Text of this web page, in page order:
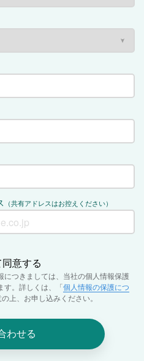
（共有アドレスはお控えください）
意する
につきましては、当社の個人情報保護
す。詳しくは、「個人情報の保護につ
上、お申し込みください。
わせる